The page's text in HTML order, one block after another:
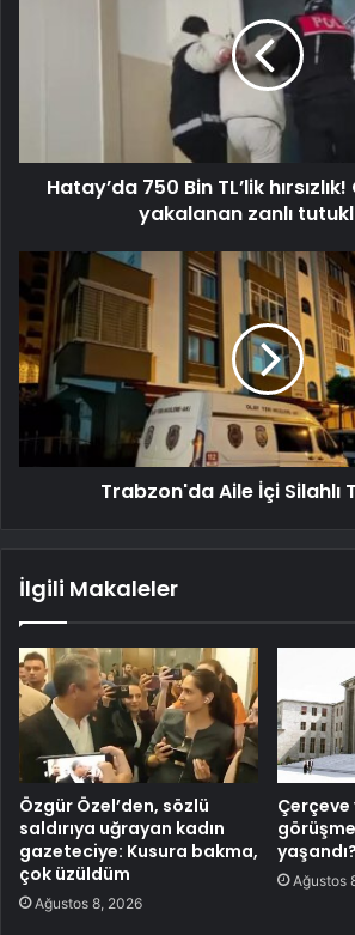
Hatay’da 750 Bin TL’lik
yakalanan zanlı
Trabzon'da Aile İçi Silahlı
İlgili Makaleler
Özgür Özel’den, sözlü
saldırıya uğrayan kadın
gazeteciye: Kusura bakma,
çok üzüldüm
Ağustos 8, 2026
Çerçeve
yaşandı?
Ağustos